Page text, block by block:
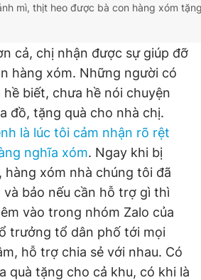
mì, thịt heo được bà con hàng xóm
cả, chị nhận được sự giúp đỡ
hàng xóm. Những người có
biết, chưa hề nói chuyện
đồ, tặng quà cho nhà chị.
là lúc tôi cảm nhận rõ rệt
nghĩa xóm. Ngay khi bị
hàng xóm nhà chúng tôi đã
bảo nếu cần hỗ trợ gì thì
vào trong nhóm Zalo của
trưởng tổ dân phố tới mọi
hỗ trợ chia sẻ với nhau. Có
quà tặng cho cả khu, có khi là